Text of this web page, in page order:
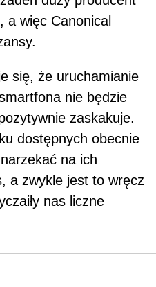
a więc Canonical
się, że uruchamianie
nie będzie
zaskakuje.
dostępnych obecnie
na ich
a zwykle jest to wręcz
nas liczne